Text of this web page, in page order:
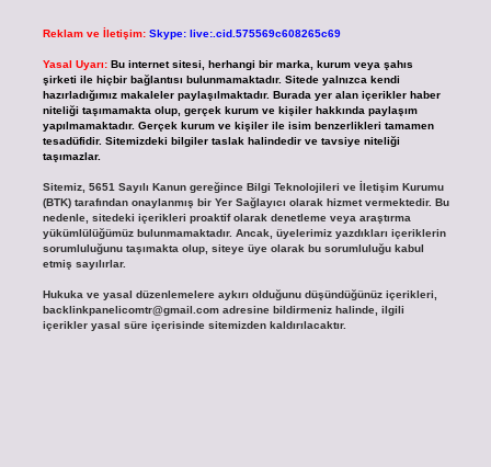
Reklam ve İletişim: Skype: live:.cid.575569c608265c69
Yasal Uyarı: Bu internet sitesi, herhangi bir marka, kurum veya şahıs
şirketi ile hiçbir bağlantısı bulunmamaktadır. Sitede yalnızca kendi
hazırladığımız makaleler paylaşılmaktadır. Burada yer alan içerikler haber
niteliği taşımamakta olup, gerçek kurum ve kişiler hakkında paylaşım
yapılmamaktadır. Gerçek kurum ve kişiler ile isim benzerlikleri tamamen
tesadüfidir. Sitemizdeki bilgiler taslak halindedir ve tavsiye niteliği
taşımazlar.
Sitemiz, 5651 Sayılı Kanun gereğince Bilgi Teknolojileri ve İletişim Kurumu
(BTK) tarafından onaylanmış bir Yer Sağlayıcı olarak hizmet vermektedir. Bu
nedenle, sitedeki içerikleri proaktif olarak denetleme veya araştırma
yükümlülüğümüz bulunmamaktadır. Ancak, üyelerimiz yazdıkları içeriklerin
sorumluluğunu taşımakta olup, siteye üye olarak bu sorumluluğu kabul
etmiş sayılırlar.
Hukuka ve yasal düzenlemelere aykırı olduğunu düşündüğünüz içerikleri,
backlinkpanelicomtr@gmail.comadresine bildirmeniz halinde, ilgili
içerikler yasal süre içerisinde sitemizden kaldırılacaktır.